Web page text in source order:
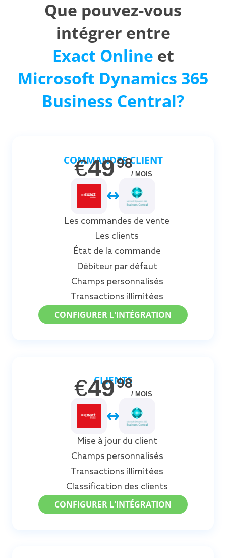
Que pouvez-vous
intégrer entre
Exact Online et
Microsoft Dynamics 365
Business Central?
COMMANDES CLIENT
€4998
/ MOIS
Les commandes de vente
Les clients
État de la commande
Débiteur par défaut
Champs personnalisés
Transactions illimitées
CONFIGURER L'INTÉGRATION
CLIENTS
€4998
/ MOIS
Mise à jour du client
Champs personnalisés
Transactions illimitées
Classification des clients
CONFIGURER L'INTÉGRATION